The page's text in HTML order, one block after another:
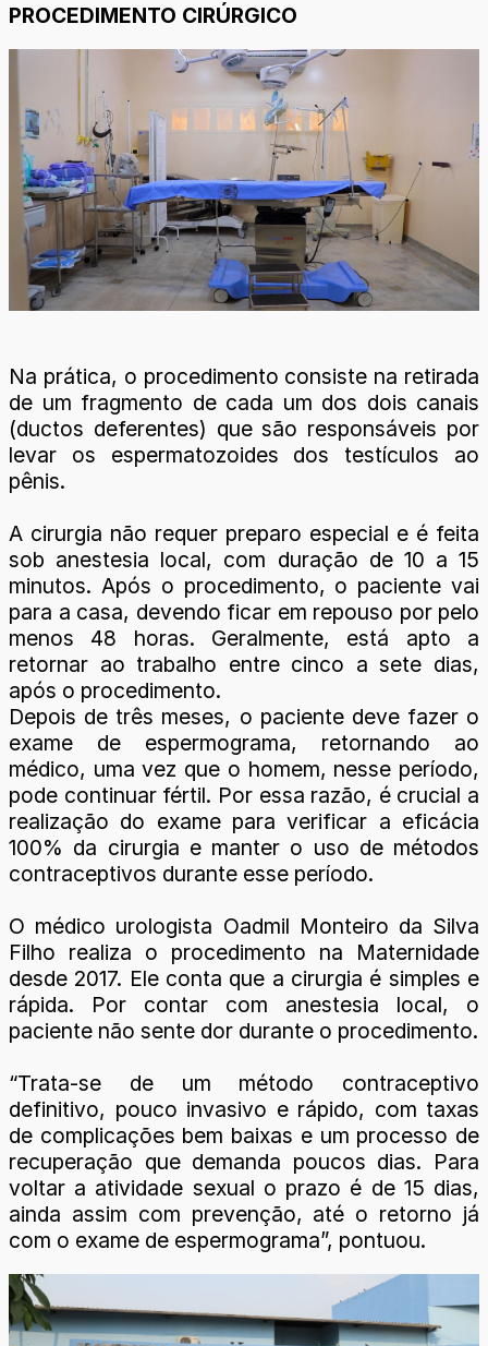
PROCEDIMENTO CIRÚRGICO
Na prática, o procedimento consiste na retirada
de um fragmento de cada um dos dois canais
(ductos deferentes) que são responsáveis por
levar os espermatozoides dos testículos ao
pênis.
A cirurgia não requer preparo especial e é feita
sob anestesia local, com duração de 10 a 15
minutos. Após o procedimento, o paciente vai
para a casa, devendo ficar em repouso por pelo
menos 48 horas. Geralmente, está apto a
retornar ao trabalho entre cinco a sete dias,
após o procedimento.
Depois de três meses, o paciente deve fazer o
exame de espermograma, retornando ao
médico, uma vez que o homem, nesse período,
pode continuar fértil. Por essa razão, é crucial a
realização do exame para verificar a eficácia
100% da cirurgia e manter o uso de métodos
contraceptivos durante esse período.
O médico urologista Oadmil Monteiro da Silva
Filho realiza o procedimento na Maternidade
desde 2017. Ele conta que a cirurgia é simples e
rápida. Por contar com anestesia local, o
paciente não sente dor durante o procedimento.
“Trata-se de um método contraceptivo
definitivo, pouco invasivo e rápido, com taxas
de complicações bem baixas e um processo de
recuperação que demanda poucos dias. Para
voltar a atividade sexual o prazo é de 15 dias,
ainda assim com prevenção, até o retorno já
com o exame de espermograma”, pontuou.